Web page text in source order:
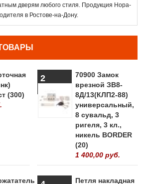
дверям любого стиля. Продукция Нора-
в Ростове-на-Дону.
(300)
2
70900 Замок
врезной ЗВ8-
8Д/13(КЛП2-88)
универсальный,
8 сувальд, 3
ригеля, 3 кл.,
никель BORDER
(20)
1 400,00 руб.
Петля накладная